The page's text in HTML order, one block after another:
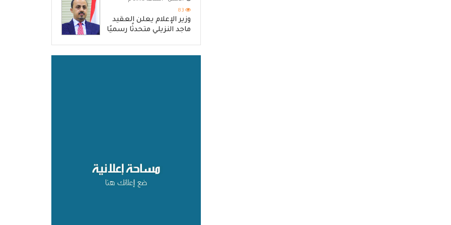
83
وزير الإعلام يعلن العقيد
ماجد النزيلي متحدثًا رسميًا